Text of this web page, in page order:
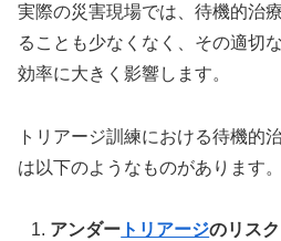
実際の災害現場では、待機的治
ることも少なくなく、その適切
効率に大きく影響します。
トリアージ訓練における待機的
は以下のようなものがあります。
アンダー トリアージのリスク